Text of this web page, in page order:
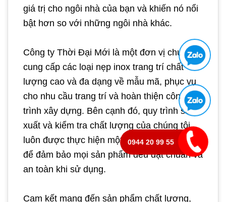
giá trị cho ngôi nhà của bạn và khiến nó nổi
bật hơn so với những ngôi nhà khác.
Công ty Thời Đại Mới là một đơn vị chuyên
cung cấp các loại nẹp inox trang trí chất
lượng cao và đa dạng về mẫu mã, phục vụ
cho nhu cầu trang trí và hoàn thiện công
trình xây dựng. Bên cạnh đó, quy trình sản
xuất và kiểm tra chất lượng của chúng tôi
luôn được thực hiện một cách nghiêm ngặt
để đảm bảo mọi sản phẩm đều đạt chuẩn và
an toàn khi sử dụng.
Cam kết mang đến sản phẩm chất lượng,
0944 20 99 55